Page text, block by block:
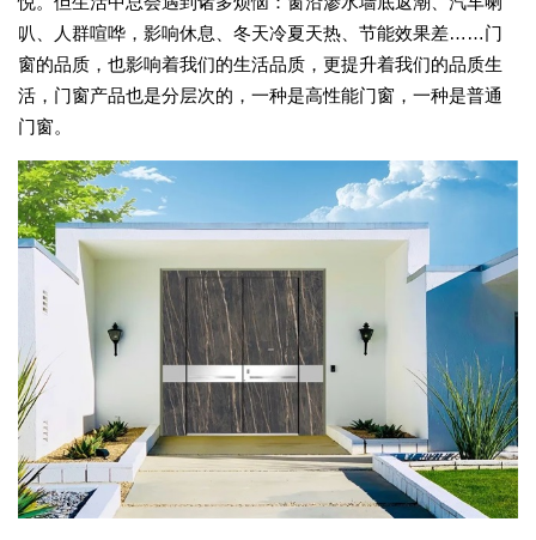
叭、人群喧哗，影响休息、冬天冷夏天热、节能效果差……门
窗的品质，也影响着我们的生活品质，更提升着我们的品质生
活，门窗产品也是分层次的，一种是高性能门窗，一种是普通
门窗。